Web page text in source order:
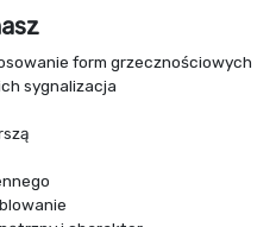
form grzecznościowych
sygnalizacja